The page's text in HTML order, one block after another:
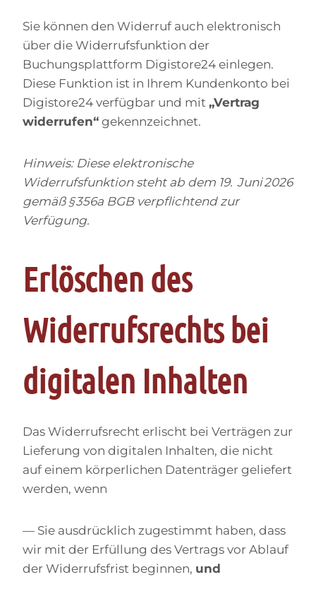
Sie können den Widerruf auch elektronisch
über die Widerrufsfunktion der
Buchungsplattform Digistore24 einlegen.
Diese Funktion ist in Ihrem Kundenkonto bei
Digistore24 verfügbar und mit „Vertrag
widerrufen“ gekennzeichnet.
Hinweis: Diese elektronische
Widerrufsfunktion steht ab dem 19. Juni 2026
gemäß § 356a BGB verpflichtend zur
Verfügung.
Erlöschen des
Widerrufsrechts bei
digitalen Inhalten
Das Widerrufsrecht erlischt bei Verträgen zur
Lieferung von digitalen Inhalten, die nicht
auf einem körperlichen Datenträger geliefert
werden, wenn
— Sie ausdrücklich zugestimmt haben, dass
wir mit der Erfüllung des Vertrags vor Ablauf
der Widerrufsfrist beginnen, und